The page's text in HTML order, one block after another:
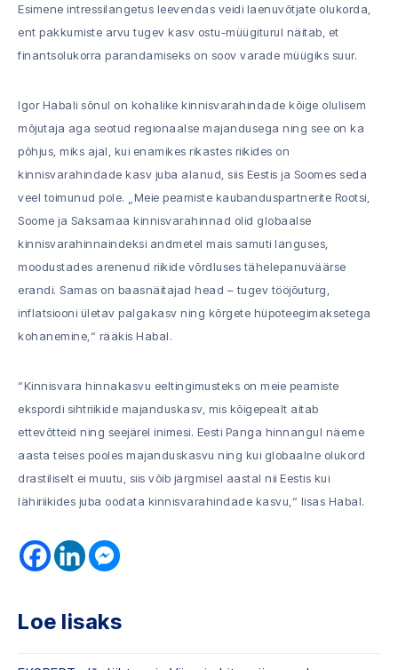
Esimene intressilangetus leevendas veidi laenuvõtjate olukorda,
ent pakkumiste arvu tugev kasv ostu-müügiturul näitab, et
finantsolukorra parandamiseks on soov varade müügiks suur.
Igor Habali sõnul on kohalike kinnisvarahindade kõige olulisem
mõjutaja aga seotud regionaalse majandusega ning see on ka
põhjus, miks ajal, kui enamikes rikastes riikides on
kinnisvarahindade kasv juba alanud, siis Eestis ja Soomes seda
veel toimunud pole. „Meie peamiste kaubanduspartnerite Rootsi,
Soome ja Saksamaa kinnisvarahinnad olid globaalse
kinnisvarahinnaindeksi andmetel mais samuti languses,
moodustades arenenud riikide võrdluses tähelepanuväärse
erandi. Samas on baasnäitajad head – tugev tööjõuturg,
inflatsiooni ületav palgakasv ning kõrgete hüpoteegimaksetega
kohanemine,“ rääkis Habal.
“Kinnisvara hinnakasvu eeltingimusteks on meie peamiste
ekspordi sihtriikide majanduskasv, mis kõigepealt aitab
ettevõtteid ning seejärel inimesi. Eesti Panga hinnangul näeme
aasta teises pooles majanduskasvu ning kui globaalne olukord
drastiliselt ei muutu, siis võib järgmisel aastal nii Eestis kui
lähiriikides juba oodata kinnisvarahindade kasvu,“ lisas Habal.
Loe lisaks